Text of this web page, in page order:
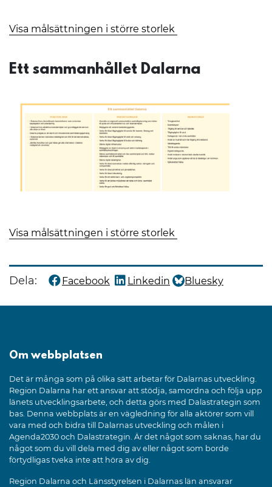
Visa målsättningen i större storlek
Ett sammanhållet Dalarna
Visa målsättningen i större storlek
Dela: Dela denna sida på
Facebook
Dela denna sida på
Linkedin
Dela denna sida på
Bluesky
Om webbplatsen
Det är många som på olika sätt arbetar för Dalarnas utveckling.
Region Dalarna har ett ansvar att stödja, samordna och följa upp
länets utvecklingsarbete, och detta görs med Dalastrategin som
bas. Denna webbplats är en vägledning för alla aktörer som vill
vara med och bidra till Dalarnas utveckling och målen i
Agenda2030 och Dalastrategin. Är det något som saknas, har du
något som du vill dela med dig av eller något som borde
förtydligas tveka inte att höra av dig.
Region Dalarna och Länsstyrelsen i Dalarnas län ansvarar